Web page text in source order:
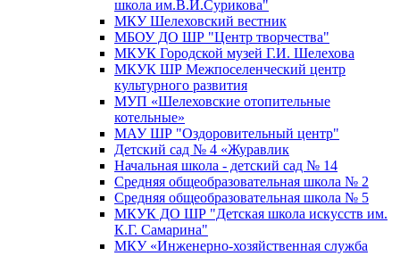
школа им.В.И.Сурикова"
МКУ Шелеховский вестник
МБОУ ДО ШР "Центр творчества"
МКУК Городской музей Г.И. Шелехова
МКУК ШР Межпоселенческий центр
культурного развития
МУП «Шелеховские отопительные
котельные»
МАУ ШР "Оздоровительный центр"
Детский сад № 4 «Журавлик
Начальная школа - детский сад № 14
Средняя общеобразовательная школа № 2
Средняя общеобразовательная школа № 5
МКУК ДО ШР "Детская школа искусств им.
К.Г. Самарина"
МКУ «Инженерно-хозяйственная служба